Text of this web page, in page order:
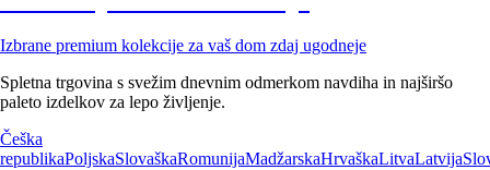
Izbrane premium kolekcije za vaš dom zdaj ugodneje
Spletna trgovina s svežim dnevnim odmerkom navdiha in najširšo
paleto izdelkov za lepo življenje.
Češka
republikaPoljskaSlovaškaRomunijaMadžarskaHrvaškaLitvaLatvija